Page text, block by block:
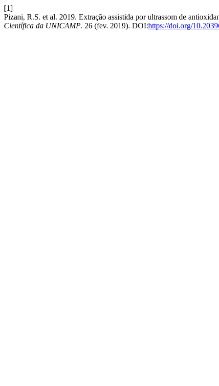
[1]
Pizani, R.S. et al. 2019. Extração assistida por ultrassom de
Científica da UNICAMP. 26 (fev. 2019). DOI:https://doi.org/